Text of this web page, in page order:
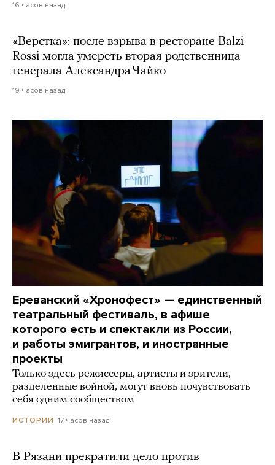
16 часов назад
«Верстка»: после взрыва в ресторане Balzi
Rossi могла умереть вторая родственница
генерала Александра Чайко
19 часов назад
Ереванский «Хронофест» — единственный
театральный фестиваль, в афише
которого есть и спектакли из России,
и работы эмигрантов, и иностранные
проекты
Только здесь режиссеры, артисты и зрители,
разделенные войной, могут вновь почувствовать
себя одним сообществом
ИСТОРИИ 17 часов назад
В Рязани прекратили дело против